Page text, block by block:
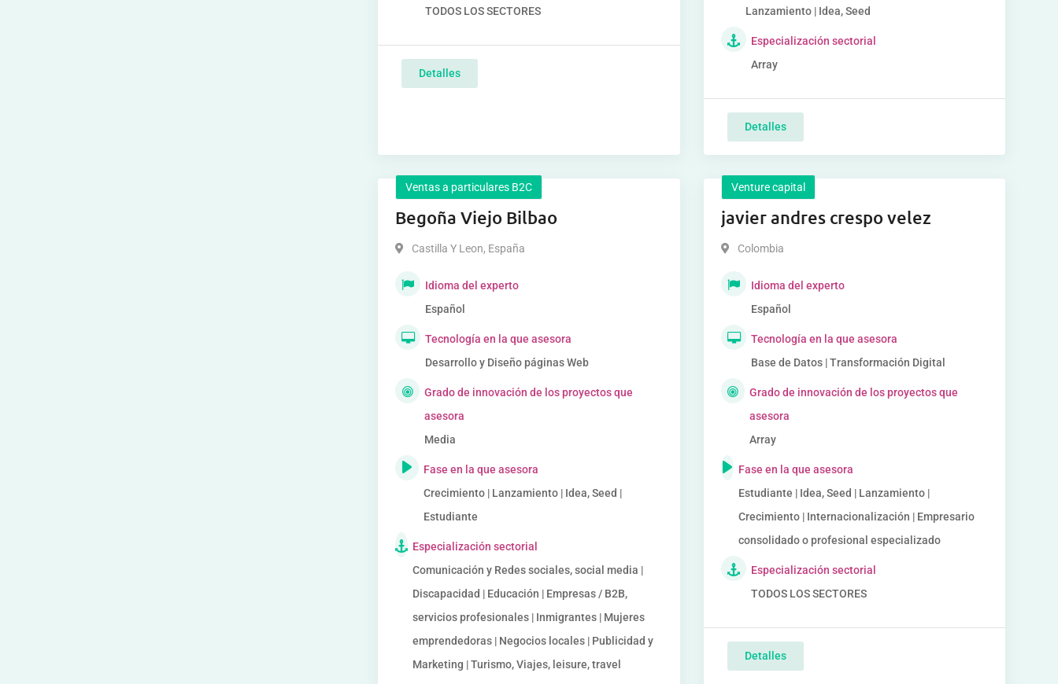
TODOS LOS SECTORES
Detalles
Lanzamiento | Idea, Seed
Especialización sectorial
Array
Detalles
Ventas a particulares B2C
Begoña Viejo Bilbao
Castilla Y Leon, España
Idioma del experto
Español
Tecnología en la que asesora
Desarrollo y Diseño páginas Web
Grado de innovación de los proyectos que
asesora
Media
Fase en la que asesora
Crecimiento | Lanzamiento | Idea, Seed |
Estudiante
Especialización sectorial
Comunicación y Redes sociales, social media |
Discapacidad | Educación | Empresas / B2B,
servicios profesionales | Inmigrantes | Mujeres
emprendedoras | Negocios locales | Publicidad y
Marketing | Turismo, Viajes, leisure, travel
Venture capital
javier andres crespo velez
Colombia
Idioma del experto
Español
Tecnología en la que asesora
Base de Datos | Transformación Digital
Grado de innovación de los proyectos que
asesora
Array
Fase en la que asesora
Estudiante | Idea, Seed | Lanzamiento |
Crecimiento | Internacionalización | Empresario
consolidado o profesional especializado
Especialización sectorial
TODOS LOS SECTORES
Detalles